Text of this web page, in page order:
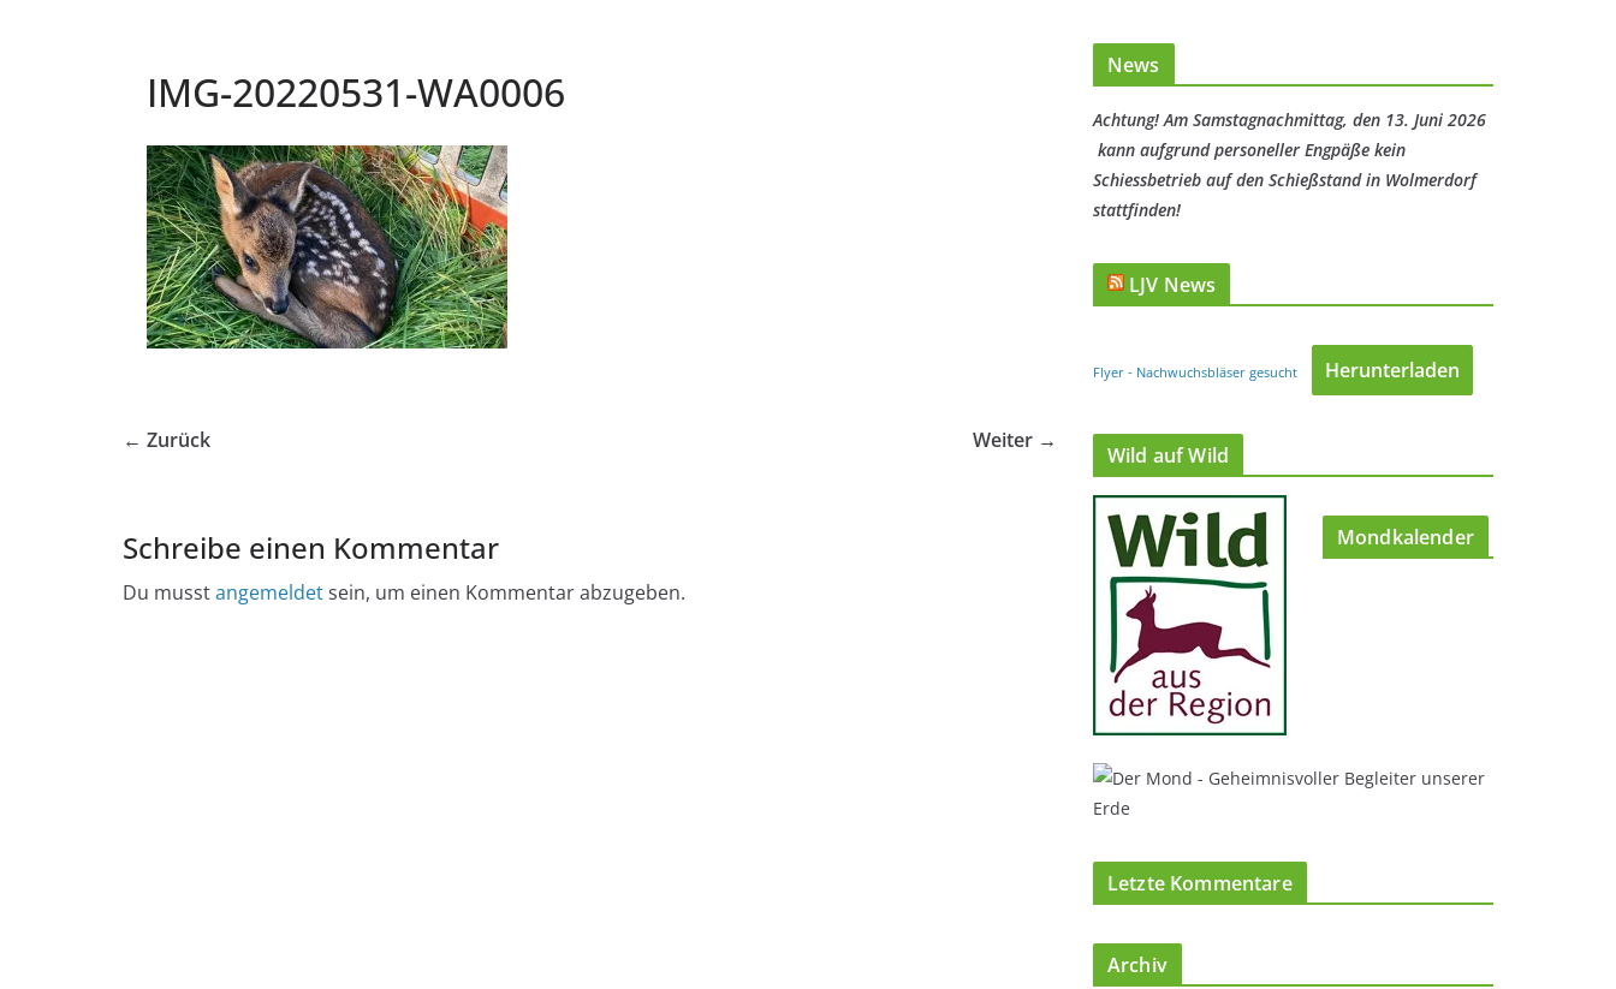
IMG-20220531-WA0006
← Zurück Weiter →
Schreibe einen Kommentar
Du musstangemeldetsein, um einen Kommentar abzugeben.
News
Achtung! Am Samstagnachmittag, den 13. Juni 2026
kann aufgrund personeller Engpäße kein
Schiessbetrieb auf den Schießstand in Wolmerdorf
stattfinden!
LJV News
Flyer - Nachwuchsbläser gesucht Herunterladen
Wild auf Wild
Mondkalender
Letzte Kommentare
Archiv